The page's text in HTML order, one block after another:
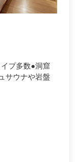
プ多数●洞窟
サウナや岩盤